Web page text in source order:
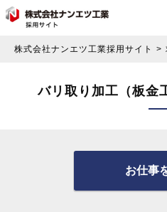
株式会社ナンエツ工業採用サイト
バリ取り加工（板金
お仕事